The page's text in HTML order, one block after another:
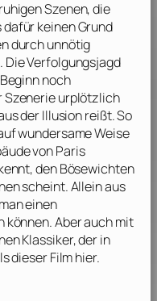
Szenen, die
keinen Grund
durch unnötig
Verfolgungsjagd
noch
Szenerie urplötzlich
der Illusion reißt. So
wundersame Weise
von Paris
den Bösewichten
scheint. Allein aus
einen
Aber auch mit
Klassiker, der in
dieser Film hier.